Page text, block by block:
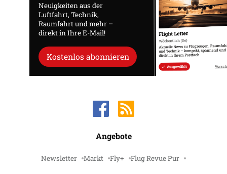
Neuigkeiten aus der
Luftfahrt, Technik,
Raumfahrt und mehr –
direkt in Ihre E-Mail!
Kostenlos abonnieren
Angebote
Newsletter Markt Fly+ Flug Revue Pur